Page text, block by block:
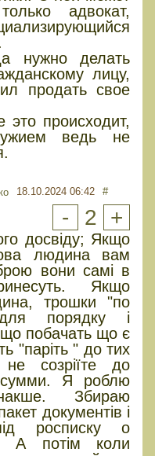
адвокат,
нужно делать
лицу,
продать свое
это происходит,
ведь не
18.10.2024 06:42 #
- 2 +
досвіду; Якщо
людина вам
вони самі в
Якщо
трошки "по
порядку і
побачать що є
"паріть " до тих
созріїте до
сумми. Я роблю
Збираю
документів і
росписку о
А потім коли